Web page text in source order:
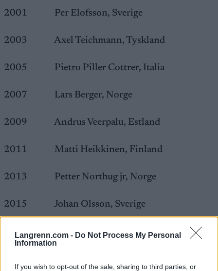
Langrenn.com - Do Not Process My Personal
Information
If you wish to opt-out of the sale, sharing to third parties, or
2001 Per Elofsson, Sverige
2003 Axel Teichmann, Tyskland
2005 Pietro Piller Cottrer, Italia
2007 Lars Berger, Norge
2009 Andrus Veerpalu, Estland
2011 Matti Heikkinen, Finland
2013 Petter Northug jr, Norge
2015 Johan Olsson, Sverige
2017 Iivo Niskanen, Finland